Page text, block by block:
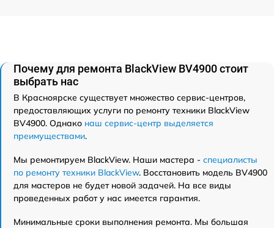
Почему для ремонта BlackView BV4900 стоит
выбрать нас
В Красноярске существует множество сервис-центров,
предоставляющих услуги по ремонту техники BlackView
BV4900. Однако наш сервис-центр выделяется
преимуществами.
Мы ремонтируем BlackView. Наши мастера - специалисты
по ремонту техники BlackView. Восстановить модель BV4900
для мастеров не будет новой задачей. На все виды
проведенных работ у нас имеется гарантия.
Минимальные сроки выполнения ремонта. Мы большая